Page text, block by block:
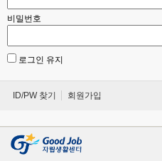
비밀번호
로그인 유지
ID/PW 찾기 회원가입